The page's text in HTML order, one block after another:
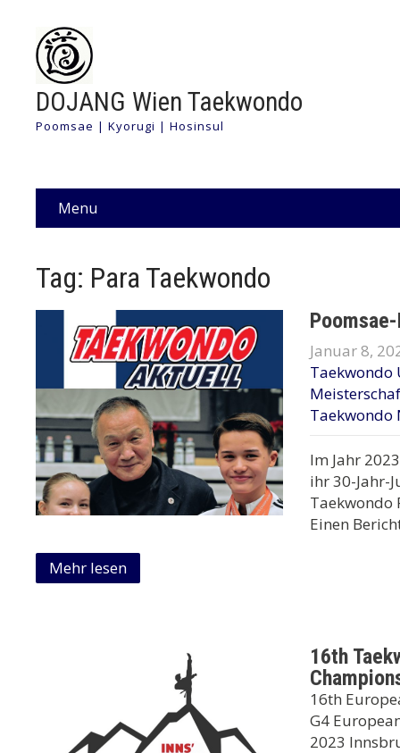
DOJANG Wien Taekwondo
Poomsae | Kyorugi | Hosinsul
Menu
Tag: Para Taekwondo
Januar 8,
Taekwondo
Taekwondo
Im Jahr
ihr 30-Jahr-
Taekwondo
Einen
Mehr lesen
16th
16th
G4
2023